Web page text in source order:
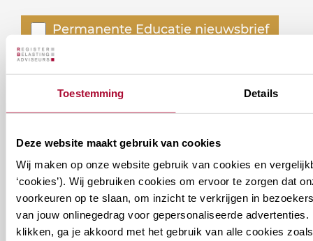
Toestemming Details
Deze website maakt gebruik van cookies
Wij maken op onze website gebruik van cookies en
‘cookies’). Wij gebruiken cookies om ervoor te zorgen dat
voorkeuren op te slaan, om inzicht te verkrijgen in
van jouw onlinegedrag voor gepersonaliseerde advertenties.
klikken, ga je akkoord met het gebruik van alle cookies
naam@bedrijf.nl
Welke
nieuwsbrieven
zou
Permanente Educatie nieuwsbrief